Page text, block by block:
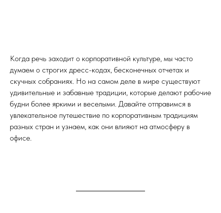
Когда речь заходит о корпоративной культуре, мы часто
думаем о строгих дресс-кодах, бесконечных отчетах и
скучных собраниях. Но на самом деле в мире существуют
удивительные и забавные традиции, которые делают рабочие
будни более яркими и веселыми. Давайте отправимся в
увлекательное путешествие по корпоративным традициям
разных стран и узнаем, как они влияют на атмосферу в
офисе.